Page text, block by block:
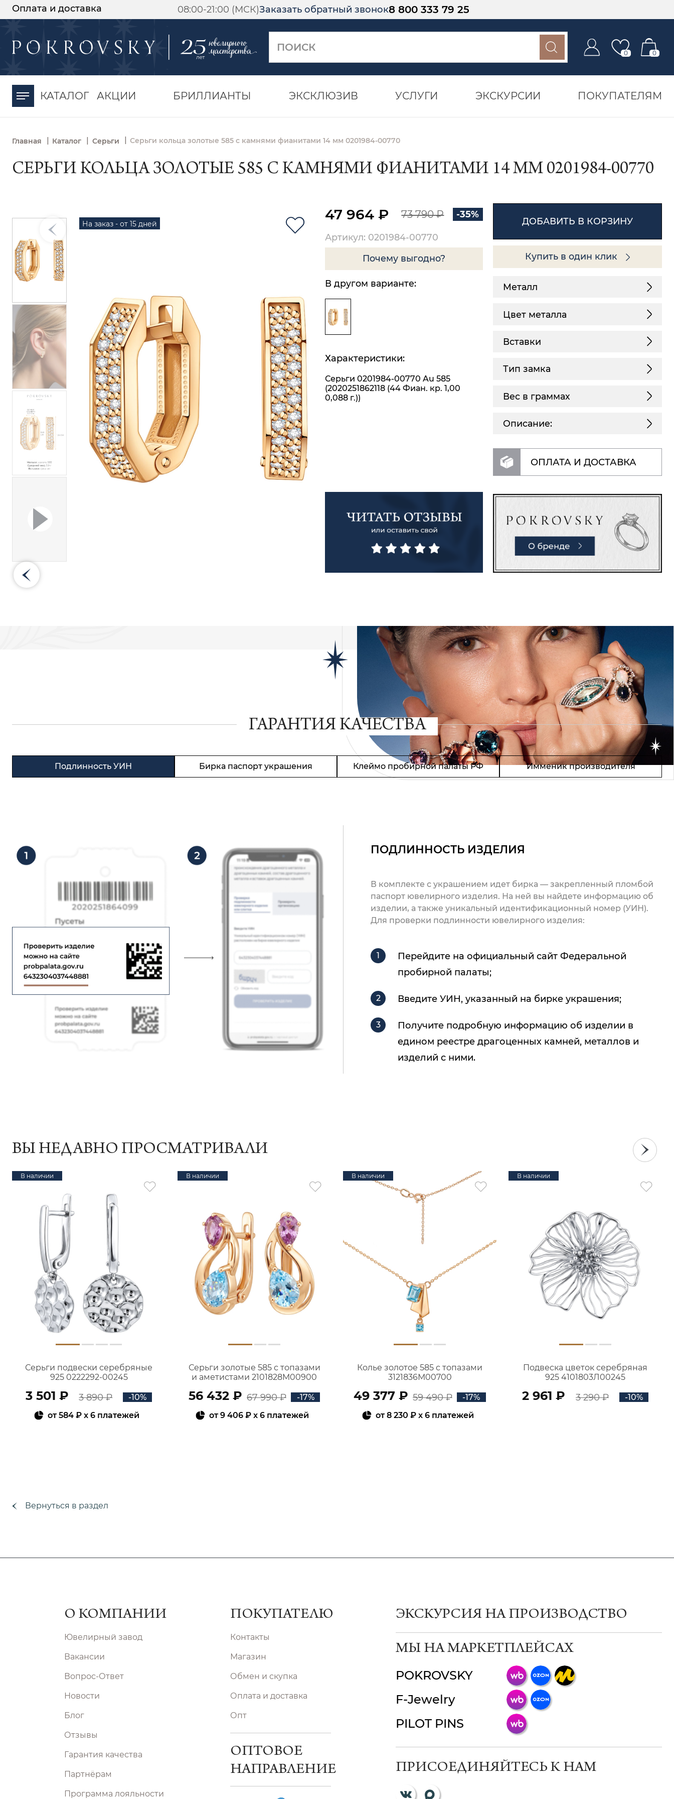
Оплата и доставка 08:00-21:00 (МСК)Заказать обратный звонок8 800 333 79 25
0 0
КАТАЛОГ АКЦИИ БРИЛЛИАНТЫ ЭКСКЛЮЗИВ УСЛУГИ ЭКСКУРСИИ ПОКУПАТЕЛЯМ
Главная | Каталог | Серьги Серьги кольца золотые 585 с камнями фианитами 14 мм 0201984-00770
СЕРЬГИ КОЛЬЦА ЗОЛОТЫЕ 585 С КАМНЯМИ ФИАНИТАМИ 14 ММ 0201984-00770
На заказ - от 15 дней
47 964 ₽ 73 790 ₽ -35%
Артикул: 0201984-00770
Почему выгодно?
В другом варианте:
Характеристики:
Серьги 0201984-00770 Au 585
(2020251862118 (44 Фиан. кр. 1,00
0,088 г.))
ДОБАВИТЬ В КОРЗИНУ
Купить в один клик
Металл
Цвет металла
Вставки
Тип замка
Описание:
Вес в граммах
ОПЛАТА И ДОСТАВКА
ГАРАНТИЯ КАЧЕСТВА
Подлинность УИН Бирка паспорт украшения Клеймо пробирной палаты РФ Имменик производителя
ПОДЛИННОСТЬ ИЗДЕЛИЯ
В комплекте с украшением идет бирка — закрепленный пломбой
паспорт ювелирного изделия. На ней вы найдете информацию об
изделии, а также уникальный идентификационный номер (УИН).
Для проверки подлинности ювелирного изделия:
Перейдите на официальный сайт Федеральной
пробирной палаты;
Введите УИН, указанный на бирке украшения;
Получите подробную информацию об изделии в
едином реестре драгоценных камней, металлов и
изделий с ними.
ВЫ НЕДАВНО ПРОСМАТРИВАЛИ
В наличии
Серьги подвески серебряные
925 0222292-00245
3 501 ₽ 3 890 ₽
-10%
от584 ₽ x 6 платежей
В наличии
Серьги золотые 585 с топазами
и аметистами 2101828М00900
56 432 ₽ 67 990 ₽
-17%
от9 406 ₽ x 6 платежей
В наличии
Колье золотое 585 с топазами
3121836М00700
49 377 ₽ 59 490 ₽
-17%
от8 230 ₽x 6 платежей
В наличии
Подвеска цветок серебряная
925 4101803Л00245
2 961 ₽ 3 290 ₽ -10%
Вернуться в раздел
О КОМПАНИИ
Ювелирный завод
Вакансии
Вопрос-Ответ
Новости
Блог
Отзывы
Гарантия качества
Партнёрам
Программа лояльности
ПОКУПАТЕЛЮ
Контакты
Магазин
Обмен и скупка
Оплата и доставка
Опт
ОПТОВОЕ
НАПРАВЛЕНИЕ
ЭКСКУРСИЯ НА ПРОИЗВОДСТВО
МЫ НА МАРКЕТПЛЕЙСАХ
POKROVSKY
F-Jewelry
PILOT PINS
ПРИСОЕДИНЯЙТЕСЬ К НАМ
-30%
момента оплаты
ChatApp
Мессенджеры
мессенджер!